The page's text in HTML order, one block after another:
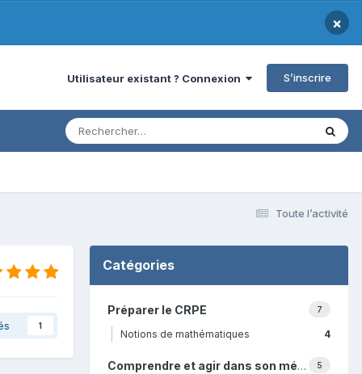
×
Utilisateur existant ? Connexion S’inscrire
Toute l’activité
1
Catégories
7
Préparer le CRPE
4
Notions de mathématiques
5
Comprendre et agir dans son métier